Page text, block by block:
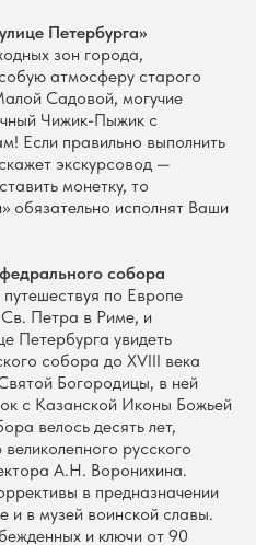
Петербурга»
зон города,
атмосферу старого
Садовой, могучие
Чижик-Пыжик с
Если правильно выполнить
экскурсовод —
монетку, то
обязательно исполнят Ваши
собора
по Европе
Петра в Риме, и
Петербурга увидеть
собора до XVIII века
Богородицы, в ней
с Казанской Иконы Божьей
велось десять лет,
русского
А.Н. Воронихина.
в предназначении
и в музей воинской славы.
и ключи от 90